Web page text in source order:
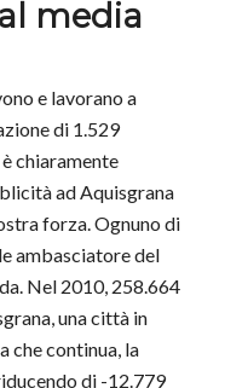
media
e lavorano a
di 1.529
chiaramente
ad Aquisgrana
forza. Ognuno di
ambasciatore del
Nel 2010, 258.664
una città in
che continua, la
di -12.779